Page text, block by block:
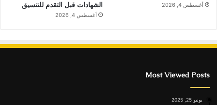
أغسطس 4, 2026
الشهادات قبل التقدم للتنسيق
أغسطس 4, 2026
Most Viewed Posts
يونيو 25, 2025